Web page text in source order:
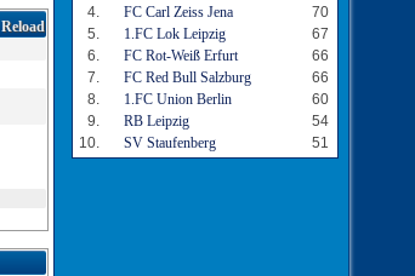
Reload
4.
FC Carl Zeiss Jena
70
5.
1.FC Lok Leipzig
67
6.
FC Rot-Weiß Erfurt
66
7.
FC Red Bull Salzburg
66
8.
1.FC Union Berlin
60
9.
RB Leipzig
54
10.
SV Staufenberg 51